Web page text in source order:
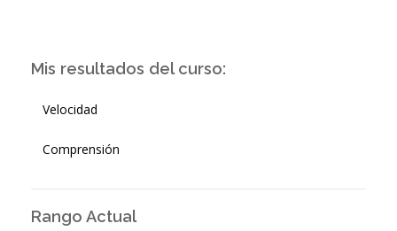
Mis resultados del curso:
Velocidad
Comprensión
Rango Actual